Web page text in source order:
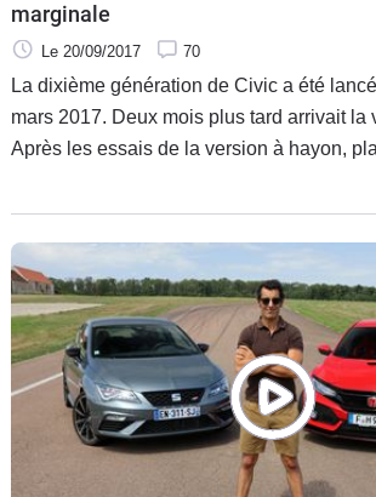
marginale
Le 20/09/2017 70
La dixième génération de Civic a été
mars 2017. Deux mois plus tard arrivait la
Après les essais de la version à hayon,
disponible, le 1.5 182 ch.